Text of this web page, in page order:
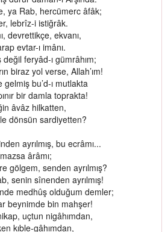
ya Rab, hercümerc âfâk;
lebrîz-i istiğrâk.
devrettikçe, ekvanı,
evtar-ı imânı.
feryâd-ı gümrâhım;
biraz yol verse, Allah’ım!
bu’d-ı mutlakta
bir damla toprakta!
âvâz hilkatten,
dönsün sardiyetten?
ayrılmış, bu ecrâmı...
ârâmı;
gölgem, senden ayrılmış?
senin sînenden ayrılmış!
medhûş olduğum demler;
beynimde bin mahşer!
uçtun nigâhımdan,
kıble-gâhımdan,